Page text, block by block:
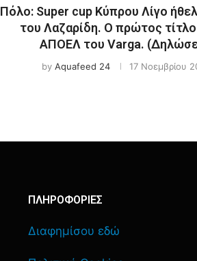
Πόλο: Super cup Κύπρου Λίγο
του Λαζαρίδη. Ο πρώτος
ΑΠΟΕΛ του Varga.
by Aquafeed 24 17 Νοεμβρίου
ΠΛΗΡΟΦΟΡΙΕΣ
Διαφημίσου εδώ